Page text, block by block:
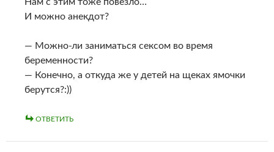
И можно анекдот?
— Можно-ли заниматься сексом во время
беременности?
— Конечно, а откуда же у детей на щеках ямочки
берутся?:))
ОТВЕТИТЬ